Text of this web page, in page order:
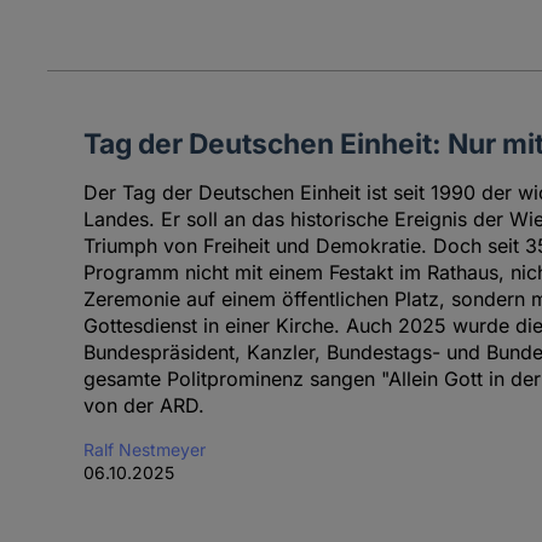
Tag der Deutschen Einheit: Nur
Der Tag der Deutschen Einheit ist seit 1990 der
Landes. Er soll an das historische Ereignis der
Triumph von Freiheit und Demokratie. Doch seit
Programm nicht mit einem Festakt im Rathaus,
Zeremonie auf einem öffentlichen Platz, sondern
Gottesdienst in einer Kirche. Auch 2025 wurde
Bundespräsident, Kanzler, Bundestags- und
gesamte Politprominenz sangen "Allein Gott in
von der ARD.
Ralf Nestmeyer
06.10.2025